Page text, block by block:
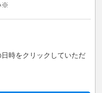
※
時をクリックしていただ